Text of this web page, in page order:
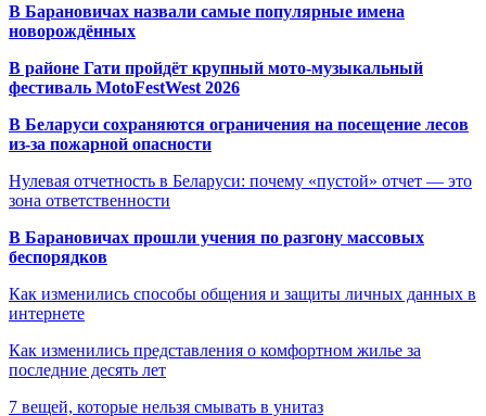
В Барановичах назвали самые популярные имена
новорождённых
В районе Гати пройдёт крупный мото-музыкальный
фестиваль MotoFestWest 2026
В Беларуси сохраняются ограничения на посещение лесов
из-за пожарной опасности
Нулевая отчетность в Беларуси: почему «пустой» отчет — это
зона ответственности
В Барановичах прошли учения по разгону массовых
беспорядков
Как изменились способы общения и защиты личных данных в
интернете
Как изменились представления о комфортном жилье за
последние десять лет
7 вещей, которые нельзя смывать в унитаз